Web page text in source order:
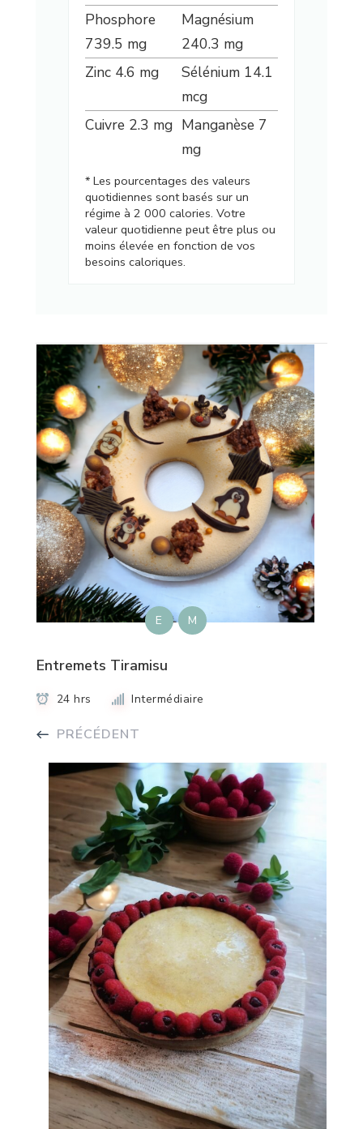
Phosphore
739.5 mg
Magnésium
240.3 mg
Zinc 4.6 mg Sélénium 14.1
mcg
Cuivre 2.3 mg Manganèse 7
mg
* Les pourcentages des valeurs
quotidiennes sont basés sur un
régime à 2 000 calories. Votre
valeur quotidienne peut être plus ou
moins élevée en fonction de vos
besoins caloriques.
E M
Entremets Tiramisu
24 hrs Intermédiaire
PRÉCÉDENT